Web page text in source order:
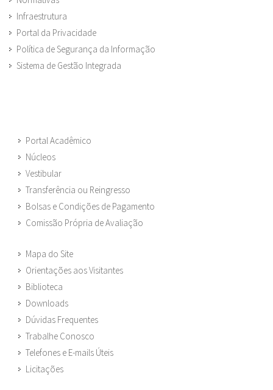
Infraestrutura
Portal da Privacidade
Política de Segurança da Informação
Sistema de Gestão Integrada
Portal Acadêmico
Núcleos
Vestibular
Transferência ou Reingresso
Bolsas e Condições de Pagamento
Comissão Própria de Avaliação
Mapa do Site
Orientações aos Visitantes
Biblioteca
Downloads
Dúvidas Frequentes
Trabalhe Conosco
Telefones e E-mails Úteis
Licitações